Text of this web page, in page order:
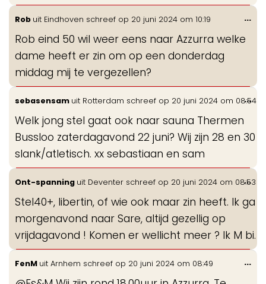
Rob uit Eindhoven schreef op 20 juni 2024 om 10:19
Rob eind 50 wil weer eens naar Azzurra welke
dame heeft er zin om op een donderdag
middag mij te vergezellen?
...
sebasensam uit Rotterdam schreef op 20 juni 2024 om 08:54
Welk jong stel gaat ook naar sauna Thermen
Bussloo zaterdagavond 22 juni? Wij zijn 28 en 30
slank/atletisch. xx sebastiaan en sam
...
Ont-spanning uit Deventer schreef op 20 juni 2024 om 08:53
Stel40+, libertin, of wie ook maar zin heeft. Ik ga
morgenavond naar Sare, altijd gezellig op
vrijdagavond ! Komen er wellicht meer ? Ik M bi.
...
FenM uit Arnhem schreef op 20 juni 2024 om 08:49 ...